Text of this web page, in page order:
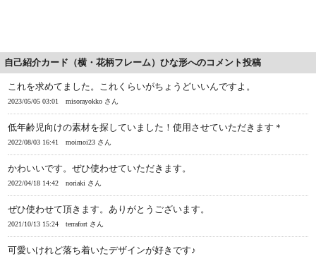
自己紹介カード（横・花柄フレーム）ひな形へのコメント投稿
これを求めてました。これくらいがちょうどいいんですよ。
2023/05/05 03:01 misorayokko さん
低年齢児向けの素材を探していました！使用させていただきます＊
2022/08/03 16:41 moimoi23 さん
かわいいです。ぜひ使わせていただきます。
2022/04/18 14:42 noriaki さん
ぜひ使わせて頂きます。ありがとうございます。
2021/10/13 15:24 terrafort さん
可愛いけれど落ち着いたデザインが好きです♪